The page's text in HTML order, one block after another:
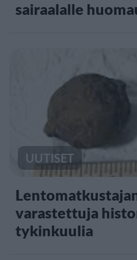
sairaalalle
UUTISET
varastettuja
tykinkuulia